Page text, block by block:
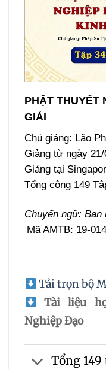
PHẬT THUYẾT
GIẢI
Chủ giảng: Lão
Giảng từ ngày
Giảng tại
Tổng cộng 149
Chuyển ngữ: Ban
Mã AMTB: 19-
Tải trọn bộ
Tài liệu
Nghiệp Đạo
Tổng